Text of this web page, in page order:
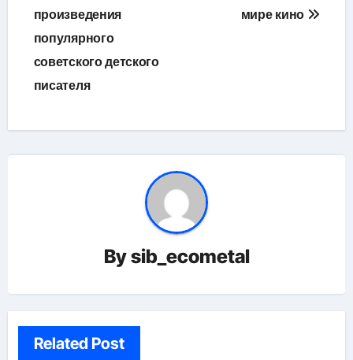
произведения
популярного
советского детского
писателя
мире кино
Bysib_ecometal
Related Post